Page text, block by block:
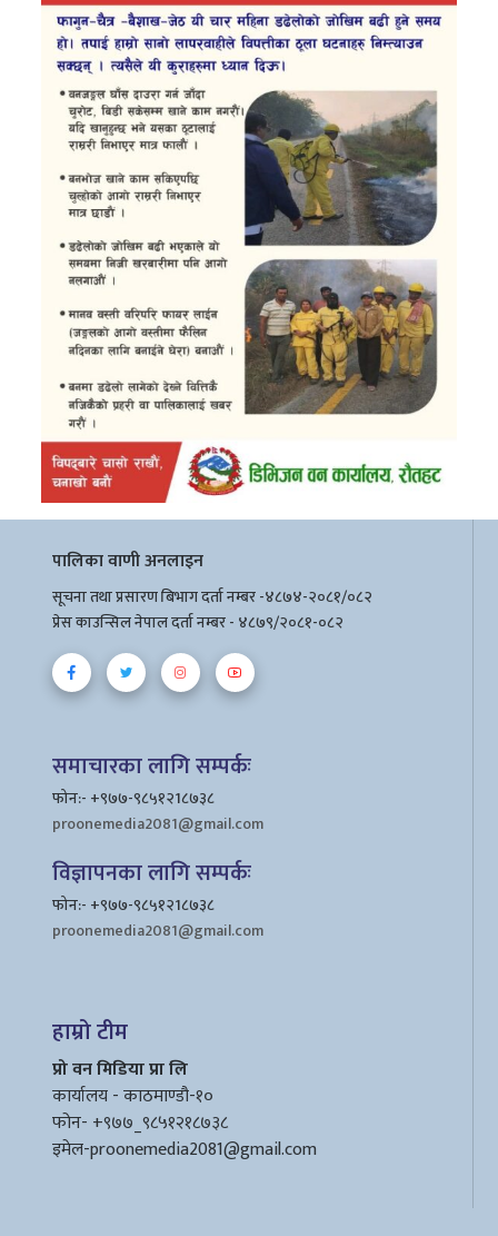
पालिका वाणी अनलाइन
सूचना तथा प्रसारण बिभाग दर्ता नम्बर -४८७४-२०८१/०८२
प्रेस काउन्सिल नेपाल दर्ता नम्बर - ४८७९/२०८१-०८२
समाचारका लागि सम्पर्कः
फोन:- +९७७-९८५१२1८७३८
proonemedia2081@gmail.com
विज्ञापनका लागि सम्पर्कः
फोन:- +९७७-९८५१२1८७३८
proonemedia2081@gmail.com
हाम्रो टीम
प्रो वन मिडिया प्रा लि
कार्यालय - काठमाण्डौ-१०
फोन- +९७७_९८५१२१८७३८
इमेल-proonemedia2081@gmail.com